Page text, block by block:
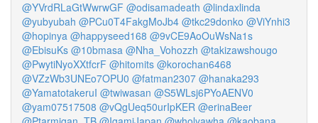
@YVrdRLaGtWwrwGF @odisamadeath @lindaxlinda
@yubyubah @PCu0T4FakgMoJb4 @tkc29donko @ViYnhi3
@hopinya @happyseed168 @9vCE9AoOuWsNa1s
@EbisuKs @10bmasa @Nha_Vohozzh @takizawshougo
@PwytiNyoXXtfcrF @hitomits @korochan6468
@VZzWb3UNEo7OPU0 @fatman2307 @hanaka293
@YamatotakeruI @twiwasan @S5WLsj6PYoAENV0
@yam07517508 @vQgUeq50urIpKER @erinaBeer